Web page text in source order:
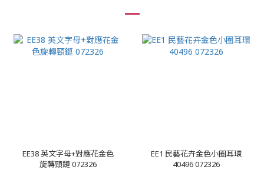
EE38 英文字母+對應花金色
旋轉頸鏈 072326
EE1 民藝花卉金色小圈耳環
40496 072326